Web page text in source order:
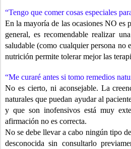
“Tengo que comer cosas especiales
En la mayoría de las ocasiones NO es
general, es recomendable realizar
saludable (como cualquier persona no
nutrición permite tolerar mejor las
“Me curaré antes si tomo remedios
No es cierto, ni aconsejable. La
naturales que puedan ayudar al
y que son inofensivos está muy
afirmación no es correcta.
No se debe llevar a cabo ningún tipo
desconocida sin consultarlo